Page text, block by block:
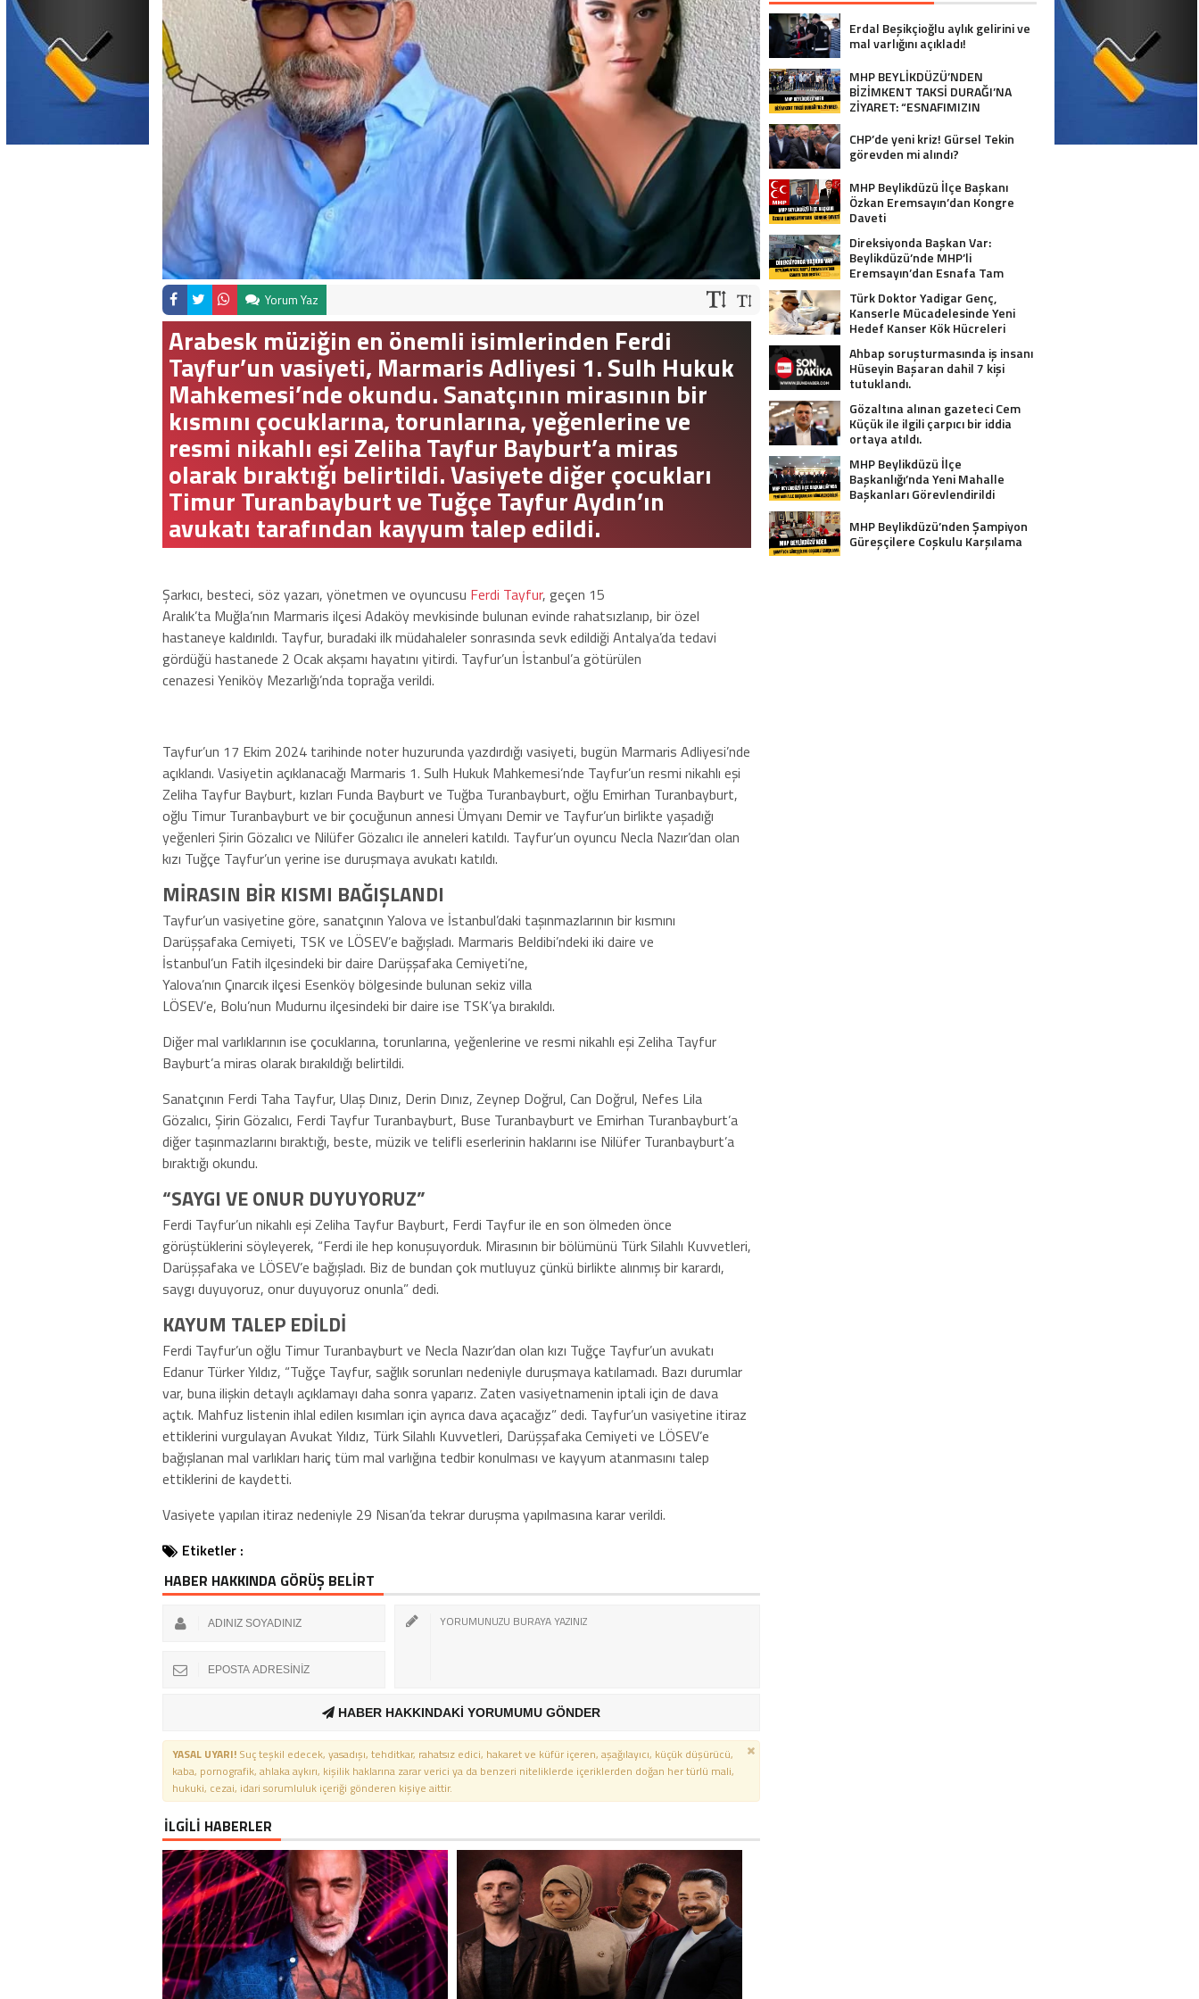
Yorum Yaz
Arabesk müziğin en önemli isimlerinden Ferdi
Tayfur’un vasiyeti, Marmaris Adliyesi 1. Sulh Hukuk
Mahkemesi’nde okundu. Sanatçının mirasının bir
kısmını çocuklarına, torunlarına, yeğenlerine ve
resmi nikahlı eşi Zeliha Tayfur Bayburt’a miras
olarak bıraktığı belirtildi. Vasiyete diğer çocukları
Timur Turanbayburt ve Tuğçe Tayfur Aydın’ın
avukatı tarafından kayyum talep edildi.
Şarkıcı, besteci, söz yazarı, yönetmen ve oyuncusu Ferdi Tayfur, geçen 15
Aralık’ta Muğla’nın Marmaris ilçesi Adaköy mevkisinde bulunan evinde rahatsızlanıp, bir özel
hastaneye kaldırıldı. Tayfur, buradaki ilk müdahaleler sonrasında sevk edildiği Antalya’da tedavi
gördüğü hastanede 2 Ocak akşamı hayatını yitirdi. Tayfur’un İstanbul’a götürülen
cenazesi Yeniköy Mezarlığı’nda toprağa verildi.
Tayfur’un 17 Ekim 2024 tarihinde noter huzurunda yazdırdığı vasiyeti, bugün Marmaris Adliyesi’nde
açıklandı. Vasiyetin açıklanacağı Marmaris 1. Sulh Hukuk Mahkemesi’nde Tayfur’un resmi nikahlı eşi
Zeliha Tayfur Bayburt, kızları Funda Bayburt ve Tuğba Turanbayburt, oğlu Emirhan Turanbayburt,
oğlu Timur Turanbayburt ve bir çocuğunun annesi Ümyanı Demir ve Tayfur’un birlikte yaşadığı
yeğenleri Şirin Gözalıcı ve Nilüfer Gözalıcı ile anneleri katıldı. Tayfur’un oyuncu Necla Nazır’dan olan
kızı Tuğçe Tayfur’un yerine ise duruşmaya avukatı katıldı.
MİRASIN BİR KISMI BAĞIŞLANDI
Tayfur’un vasiyetine göre, sanatçının Yalova ve İstanbul’daki taşınmazlarının bir kısmını
Darüşşafaka Cemiyeti, TSK ve LÖSEV’e bağışladı. Marmaris Beldibi’ndeki iki daire ve
İstanbul’un Fatih ilçesindeki bir daire Darüşşafaka Cemiyeti’ne,
Yalova’nın Çınarcık ilçesi Esenköy bölgesinde bulunan sekiz villa
LÖSEV’e, Bolu’nun Mudurnu ilçesindeki bir daire ise TSK’ya bırakıldı.
Diğer mal varlıklarının ise çocuklarına, torunlarına, yeğenlerine ve resmi nikahlı eşi Zeliha Tayfur
Bayburt’a miras olarak bırakıldığı belirtildi.
Sanatçının Ferdi Taha Tayfur, Ulaş Dınız, Derin Dınız, Zeynep Doğrul, Can Doğrul, Nefes Lila
Gözalıcı, Şirin Gözalıcı, Ferdi Tayfur Turanbayburt, Buse Turanbayburt ve Emirhan Turanbayburt’a
diğer taşınmazlarını bıraktığı, beste, müzik ve telifli eserlerinin haklarını ise Nilüfer Turanbayburt’a
bıraktığı okundu.
“SAYGI VE ONUR DUYUYORUZ”
Ferdi Tayfur’un nikahlı eşi Zeliha Tayfur Bayburt, Ferdi Tayfur ile en son ölmeden önce
görüştüklerini söyleyerek, “Ferdi ile hep konuşuyorduk. Mirasının bir bölümünü Türk Silahlı Kuvvetleri,
Darüşşafaka ve LÖSEV’e bağışladı. Biz de bundan çok mutluyuz çünkü birlikte alınmış bir karardı,
saygı duyuyoruz, onur duyuyoruz onunla” dedi.
KAYUM TALEP EDİLDİ
Ferdi Tayfur’un oğlu Timur Turanbayburt ve Necla Nazır’dan olan kızı Tuğçe Tayfur’un avukatı
Edanur Türker Yıldız, “Tuğçe Tayfur, sağlık sorunları nedeniyle duruşmaya katılamadı. Bazı durumlar
var, buna ilişkin detaylı açıklamayı daha sonra yaparız. Zaten vasiyetnamenin iptali için de dava
açtık. Mahfuz listenin ihlal edilen kısımları için ayrıca dava açacağız” dedi. Tayfur’un vasiyetine itiraz
ettiklerini vurgulayan Avukat Yıldız, Türk Silahlı Kuvvetleri, Darüşşafaka Cemiyeti ve LÖSEV’e
bağışlanan mal varlıkları hariç tüm mal varlığına tedbir konulması ve kayyum atanmasını talep
ettiklerini de kaydetti.
Vasiyete yapılan itiraz nedeniyle 29 Nisan’da tekrar duruşma yapılmasına karar verildi.
Etiketler :
HABER HAKKINDA GÖRÜŞ BELİRT
HABER HAKKINDAKİ YORUMUMU GÖNDER
YASAL UYARI! Suç teşkil edecek, yasadışı, tehditkar, rahatsız edici, hakaret ve küfür içeren, aşağılayıcı, küçük düşürücü,
kaba, pornografik, ahlaka aykırı, kişilik haklarına zarar verici ya da benzeri niteliklerde içeriklerden doğan her türlü mali,
hukuki, cezai, idari sorumluluk içeriği gönderen kişiye aittir.
İLGİLİ HABERLER
Erdal Beşikçioğlu aylık gelirini ve
mal varlığını açıkladı!
MHP BEYLİKDÜZÜ’NDEN
BİZİMKENT TAKSİ DURAĞI’NA
ZİYARET: “ESNAFIMIZIN
CHP’de yeni kriz! Gürsel Tekin
görevden mi alındı?
MHP Beylikdüzü İlçe Başkanı
Özkan Eremsayın’dan Kongre
Daveti
Direksiyonda Başkan Var:
Beylikdüzü’nde MHP’li
Eremsayın’dan Esnafa Tam
Türk Doktor Yadigar Genç,
Kanserle Mücadelesinde Yeni
Hedef Kanser Kök Hücreleri
Ahbap soruşturmasında iş insanı
Hüseyin Başaran dahil 7 kişi
tutuklandı.
Gözaltına alınan gazeteci Cem
Küçük ile ilgili çarpıcı bir iddia
ortaya atıldı.
MHP Beylikdüzü İlçe
Başkanlığı’nda Yeni Mahalle
Başkanları Görevlendirildi
MHP Beylikdüzü’nden Şampiyon
Güreşçilere Coşkulu Karşılama